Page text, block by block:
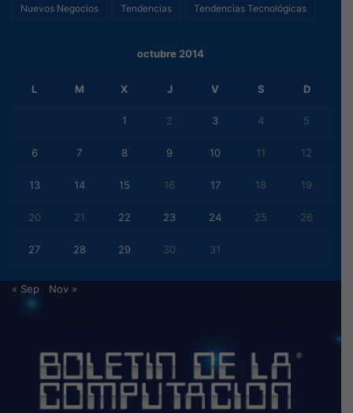
Nuevos Negocios Tendencias Tendencias Tecnológicas
octubre 2014
L M X J V S D
1 2 3 4 5
6 7 8 9 10 11 12
13 14 15 16 17 18 19
20 21 22 23 24 25 26
27 28 29 30 31
« Sep Nov »